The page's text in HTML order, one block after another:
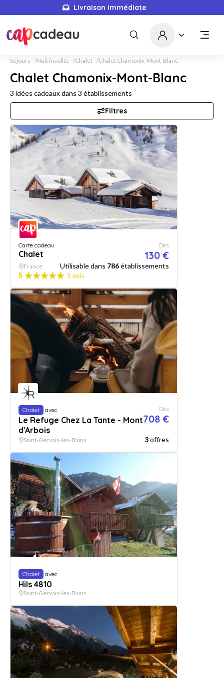
Livraison immédiate
Séjours Nuit insolite Chalet Chalet Chamonix-Mont-Blanc
Chalet Chamonix-Mont-Blanc
3 idées cadeaux dans 3 établissements
Filtres
Carte cadeau
Chalet
Dès
130 €
France Utilisable dans 786établissements
5
1 avis
Chalet avec
Le Refuge Chez La Tante - Mont
d'Arbois
Dès
708 €
Saint-Gervais-les-Bains 3offres
Chalet avec
Hils 4810
Saint-Gervais-les-Bains